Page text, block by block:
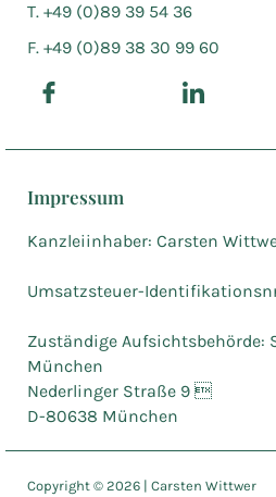
T. +49 (0)89 39 54 36
F. +49 (0)89 38 30 99 60
Impressum
Kanzleiinhaber: Carsten
Umsatzsteuer-
Zuständige Aufsichtsbehörde:
München
Nederlinger Straße 9 
D-80638 München
Copyright © 2026 | Carsten Wittwer